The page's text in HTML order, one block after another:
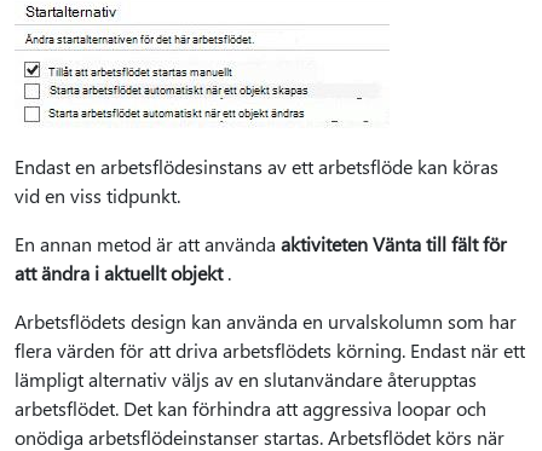
Endast en arbetsflödesinstans av ett arbetsflöde kan köras
vid en viss tidpunkt.
En annan metod är att använda aktiviteten Vänta till fält för
att ändra i aktuellt objekt.
Arbetsflödets design kan använda en urvalskolumn som har
flera värden för att driva arbetsflödets körning. Endast när ett
lämpligt alternativ väljs av en slutanvändare återupptas
arbetsflödet. Det kan förhindra att aggressiva loopar och
onödiga arbetsflödeinstanser startas. Arbetsflödet körs när